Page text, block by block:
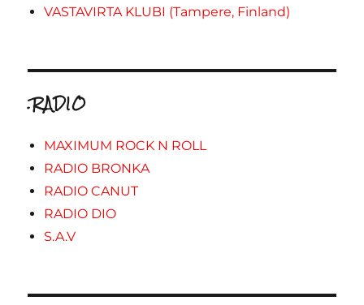
VASTAVIRTA KLUBI (Tampere, Finland)
.RADIO
MAXIMUM ROCK N ROLL
RADIO BRONKA
RADIO CANUT
RADIO DIO
S.A.V